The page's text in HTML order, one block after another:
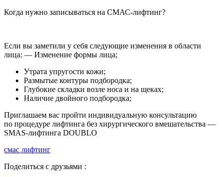
Когда нужно записываться на СМАС-лифтинг?
Если вы заметили у себя следующие изменения в области
лица: — Изменение формы лица;
Утрата упругости кожи;
Размытые контуры подбородка;
Глубокие складки возле носа и на щеках;
Наличие двойного подбородка;
Приглашаем вас пройти индивидуальную консультацию
по процедуре лифтинга без хирургического вмешательства —
SMAS-лифтинга DOUBLO
смас лифтинг
Поделиться с друзьями :